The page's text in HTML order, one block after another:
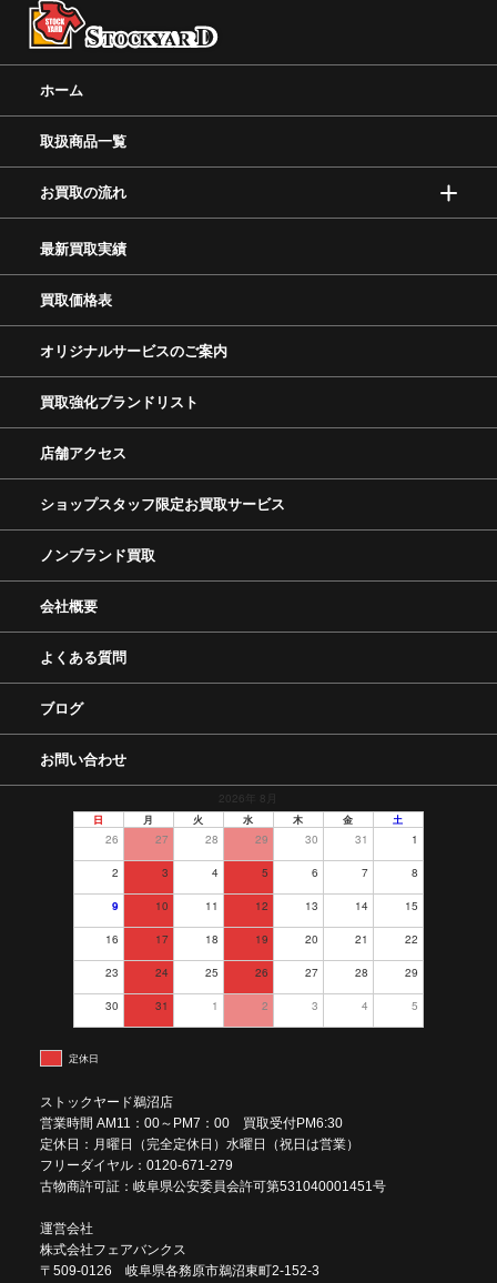
ホーム
取扱商品一覧
お買取の流れ
最新買取実績
買取価格表
オリジナルサービスのご案内
買取強化ブランドリスト
店舗アクセス
ショップスタッフ限定お買取サービス
ノンブランド買取
会社概要
よくある質問
ブログ
お問い合わせ
2026年 8月
日 月 火 水 木 金 土
26 27 28 29 30 31 1
2 3 4 5 6 7 8
9 10 11 12 13 14 15
16 17 18 19 20 21 22
23 24 25 26 27 28 29
30 31 1 2 3 4 5
定休日
ストックヤード鵜沼店
営業時間 AM11：00～PM7：00 買取受付PM6:30
定休日：月曜日（完全定休日）水曜日（祝日は営業）
フリーダイヤル：0120-671-279
古物商許可証：岐阜県公安委員会許可第531040001451号
運営会社
株式会社フェアバンクス
〒509-0126 岐阜県各務原市鵜沼東町2-152-3